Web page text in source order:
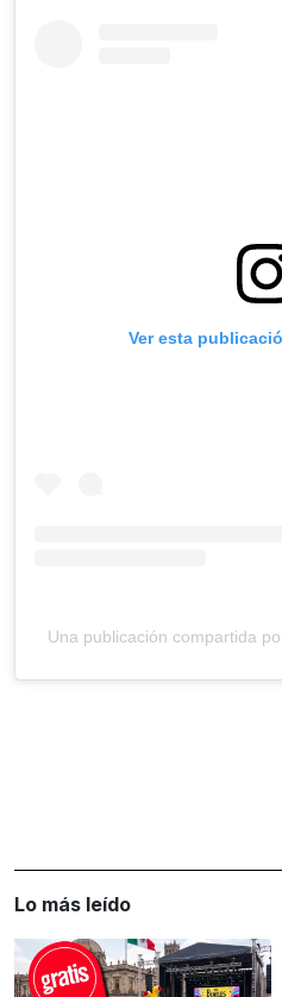
Ver esta
Una publicación compartida
Lo más leído